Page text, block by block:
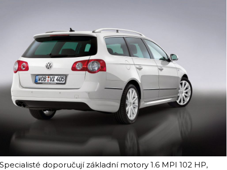
doporučují základní motory 1.6 MPI 102 HP,